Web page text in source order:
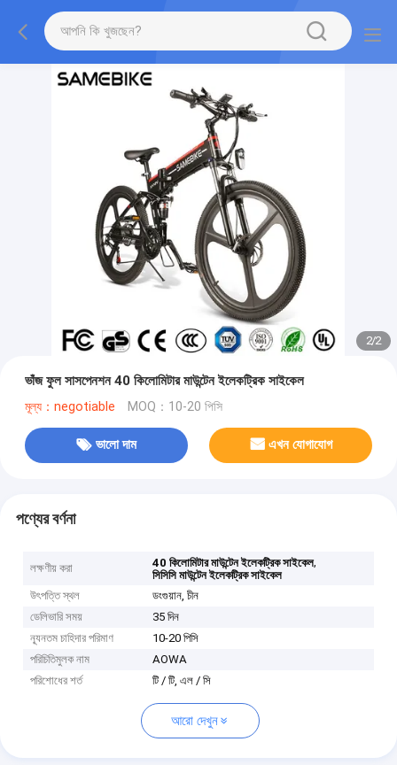
2/2
ভাঁজ ফুল সাসপেনশন 40 কিলোমিটার মাউন্টেন ইলেকট্রিক সাইকেল
মূল্য：negotiable MOQ：10-20 পিসি
ভালো দাম এখন যোগাযোগ
পণ্যের বর্ণনা
লক্ষণীয় করা 40 কিলোমিটার মাউন্টেন ইলেকট্রিক সাইকেল,
সিসিসি মাউন্টেন ইলেকট্রিক সাইকেল
উৎপত্তি স্থল
ডংগুয়ান, চীন
ডেলিভারি সময়
35 দিন
ন্যূনতম চাহিদার পরিমাণ
10-20 পিসি
পরিচিতিমুলক নাম
AOWA
পরিশোধের শর্ত
টি / টি, এল / সি
আরো দেখুন